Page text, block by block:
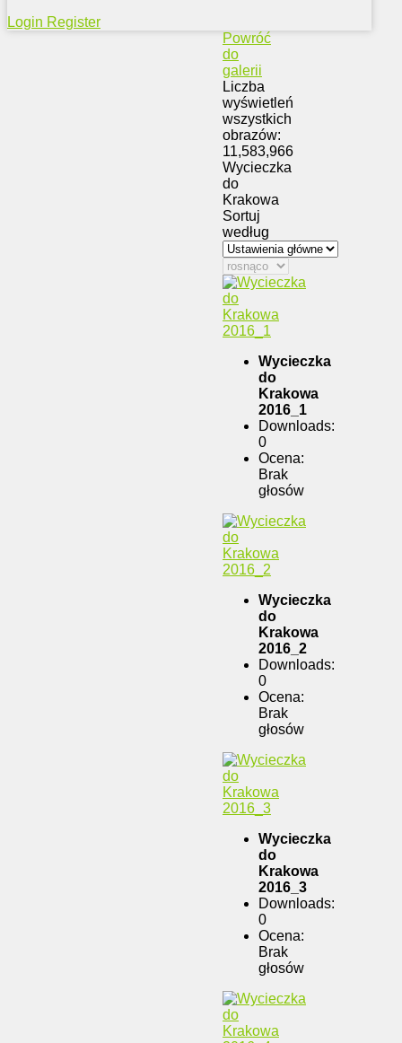
Login Register
Powróć
do
galerii
Liczba
wyświetleń
wszystkich
obrazów:
11,583,966
Wycieczka
do
Krakowa
Sortuj
według
Wycieczka
do
Krakowa
2016_1
Downloads:
0
Ocena:
Brak
głosów
Wycieczka
do
Krakowa
2016_2
Downloads:
0
Ocena:
Brak
głosów
Wycieczka
do
Krakowa
2016_3
Downloads:
0
Ocena:
Brak
głosów